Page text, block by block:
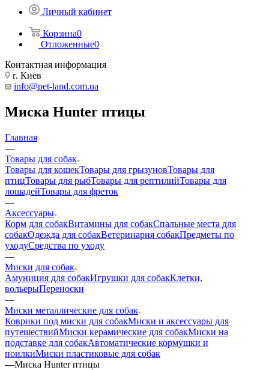
Личный кабинет
Корзина0
Отложенные0
Контактная информация
г. Киев
info@pet-land.com.ua
Миска Hunter птицы
Главная
—
Товары для собак
Товары для кошекТовары для грызуновТовары для
птицТовары для рыбТовары для рептилийТовары для
лошадейТовары для фреток
—
Аксессуары
Корм для собакВитамины для собакСпальные места для
собакОдежда для собакВетеринария собакПредметы по
уходуСредства по уходу
—
Миски для собак
Амуниция для собакИгрушки для собакКлетки,
вольерыПереноски
—
Миски металлические для собак
Коврики под миски для собакМиски и аксессуары для
путешествийМиски керамические для собакМиски на
подставке для собакАвтоматические кормушки и
поилкиМиски пластиковые для собак
—Миска Hunter птицы